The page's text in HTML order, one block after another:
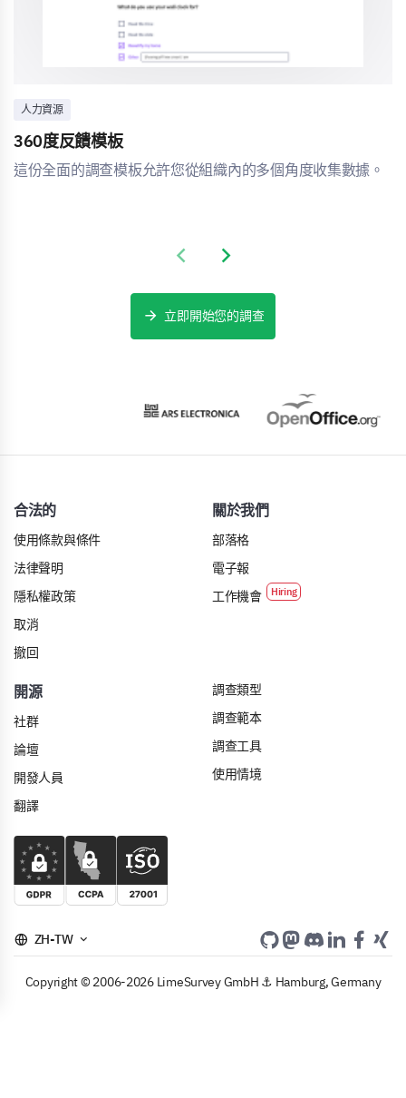
人力資源
360度反饋模板
這份全面的調查模板允許您從組織內的多個角度收集數據。
Previous slide
Next slide
立即開始您的調查
合法的
使用條款與條件
法律聲明
隱私權政策
取消
撤回
關於我們
部落格
電子報
工作機會
開源
社群
論壇
開發人員
翻譯
調查類型
調查範本
調查工具
使用情境
ZH-TW
Copyright © 2006-2026 LimeSurvey GmbH ⚓ Hamburg, Germany